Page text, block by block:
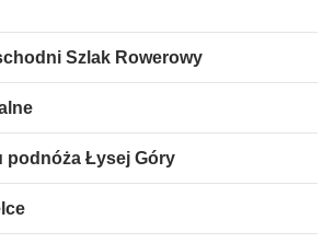
Szlak Rowerowy
podnóża Łysej Góry